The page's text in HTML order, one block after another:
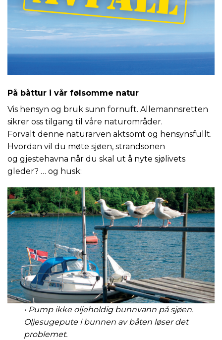
På båttur i vår følsomme natur
Vis hensyn og bruk sunn fornuft. Allemannsretten
sikrer oss tilgang til våre naturområder.
Forvalt denne naturarven aktsomt og hensynsfullt.
Hvordan vil du møte sjøen, strandsonen
og gjestehavna når du skal ut å nyte sjølivets
gleder? … og husk:
• Pump ikke oljeholdig bunnvann på sjøen.
Oljesugepute i bunnen av båten løser det
problemet.